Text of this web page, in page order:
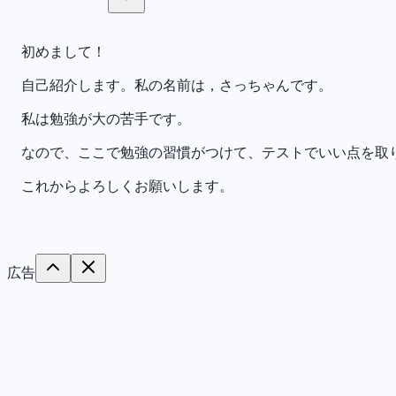
初めまして！
自己紹介します。私の名前は，さっちゃんです。
私は勉強が大の苦手です。
なので、ここで勉強の習慣がつけて、テストでいい点を取
これからよろしくお願いします。
広告